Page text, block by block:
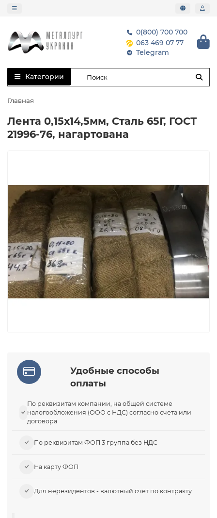
0(800) 700 700
063 469 07 77
Telegram
Категории
Главная
Лента 0,15х14,5мм, Сталь 65Г, ГОСТ
21996-76, нагартована
Удобные способы
оплаты
По реквизитам компании, на общей системе
налогообложения (ООО с НДС) согласно счета или
договора
По реквизитам ФОП 3 группа без НДС
На карту ФОП
Для нерезидентов - валютный счет по контракту